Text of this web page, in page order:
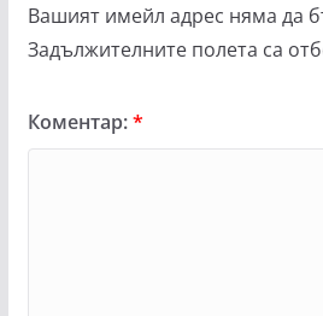
Вашият имейл адрес няма да
Задължителните полета са
Коментар:*